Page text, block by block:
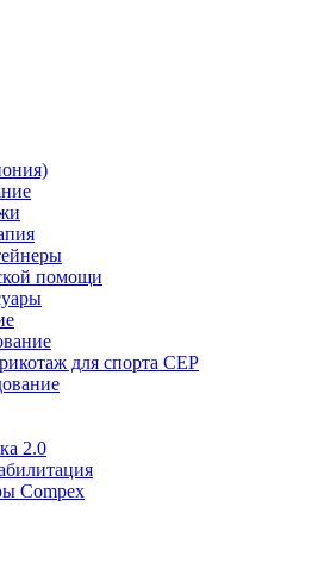
помощи
для спорта СЕР
2.0
Compex